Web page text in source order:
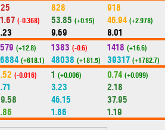
828 918
(-0.368) 53.85 (+0.15) 46.94 (+2.978)
9.69 8.01
(+12.8) 1383 (-0.6) 1418 (+16.6)
(+618.1) 48038 (+181.5) 39317 (+1782.7)
(-0.016) 1 (+0.006) 0.74 (+0.099)
3.23 2.18
46.15 37.95
1.86 1.19